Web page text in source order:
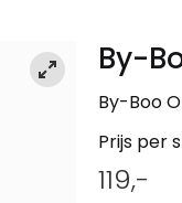
By-
By-Boo
Prijs per
119,-